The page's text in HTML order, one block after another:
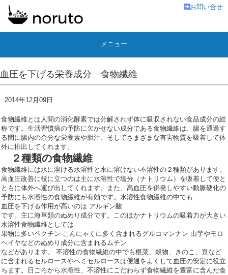
お問い合せ
メニュー
血圧を下げる栄養成分 食物繊維
2014年12月09日
食物繊維とは人間の消化酵素では分解されず体に吸収されない食品成分の総
称です。生活習慣病の予防に欠かせない成分である食物繊維は、腸を通過す
る間に腸内の余分な栄養素や胆汁、そしてさまざまな有害物質を吸着して体
外に排出してくれます。
２種類の食物繊維
食物繊維には水に溶ける水溶性と水に溶けない不溶性の２種類があります。
高血圧改善に役に立つのは主に水溶性で塩分（ナトリウム）を吸着して便と
ともに体外へ運び出してくれます。また、高血圧を併発しやすい動脈硬化の
予防にも水溶性の食物繊維が有効です。水溶性食物繊維の中でも
血圧を下げる作用が高いのは アルギン酸
です。主に海草類のぬめり成分です。このほかナトリウムの吸着力が大きい
水溶性食物繊維としては
果物に多いペクチン こんにゃくに多く含まれるグルコマンナン 山芋やモロ
ヘイヤなどのぬめり成分に含まれるムチン
などがあります。 不溶性の食物繊維の中でも根菜、穀物、きのこ、豆など
に含まれるセルロースやヘミセルロースは便通をよくして血圧の安定に役立
ちます。日ごろから水溶性、不溶性にこだわらず食物繊維を豊富に含んだ食